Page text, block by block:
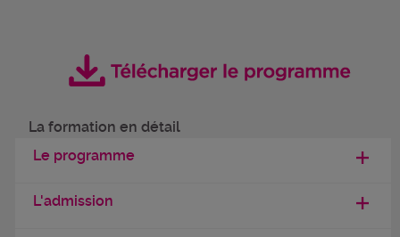
La formation en détail
Le programme
L'admission